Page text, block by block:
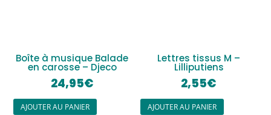
Boîte à musique Balade
en carosse – Djeco
24,95€
AJOUTER AU PANIER
Lettres tissus M –
Lilliputiens
2,55€
AJOUTER AU PANIER